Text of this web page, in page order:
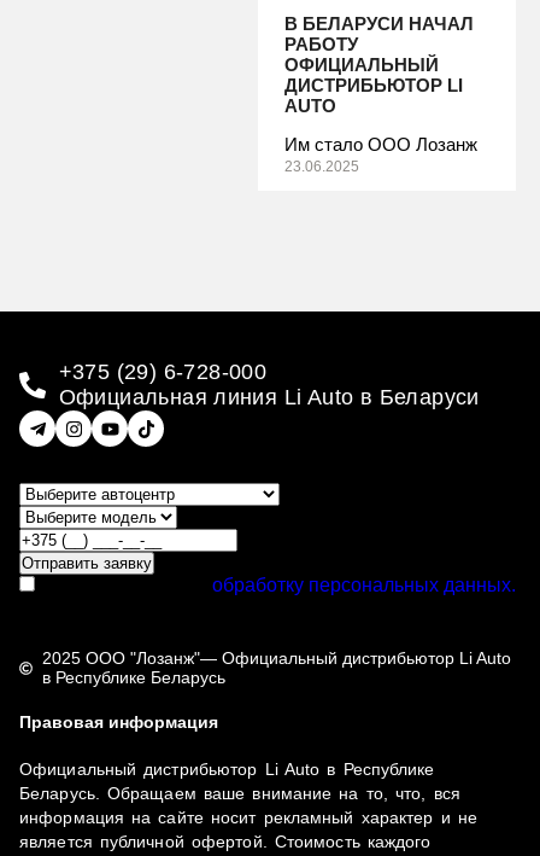
В БЕЛАРУСИ НАЧАЛ
РАБОТУ
ОФИЦИАЛЬНЫЙ
ДИСТРИБЬЮТОР LI
AUTO
23.06.2025
Им стало ООО Лозанж
+375 (29) 6-728-000
Официальная линия Li Auto в Беларуси
Отправить заявку
обработку персональных данных.
2025 ООО "Лозанж"— Официальный дистрибьютор Li Auto
в Республике Беларусь
Правовая информация
Официальный дистрибьютор Li Auto в Республике
Беларусь. Обращаем ваше внимание на то, что, вся
информация на сайте носит рекламный характер и не
является публичной офертой. Стоимость каждого